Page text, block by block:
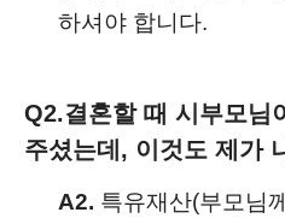
하셔야 합니다.
Q2.결혼할 때 시부모님
주셨는데, 이것도 제가
A2. 특유재산(부모님